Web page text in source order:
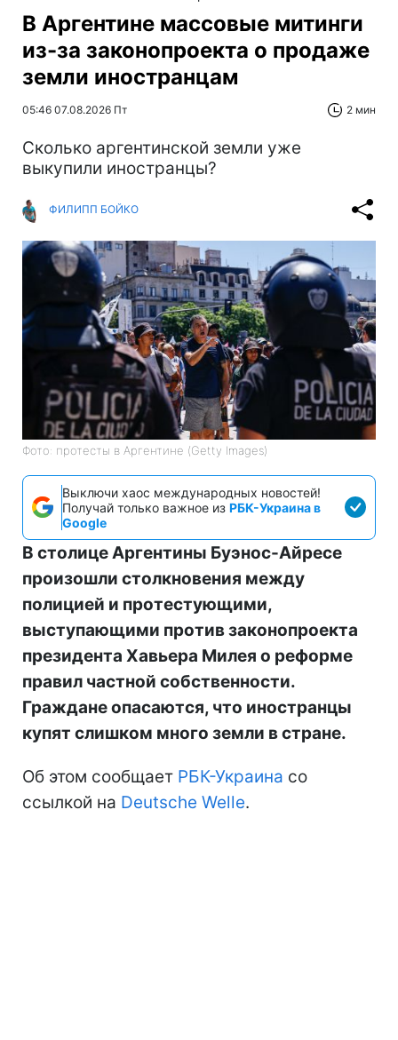
В Аргентине массовые митинги
из-за законопроекта о продаже
земли иностранцам
05:46 07.08.2026 Пт 2 мин
Сколько аргентинской земли уже
выкупили иностранцы?
ФИЛИПП БОЙКО
Фото: протесты в Аргентине (Getty Images)
Выключи хаос международных новостей!
Получай только важное из РБК-Украина в
Google
В столице Аргентины Буэнос-Айресе
произошли столкновения между
полицией и протестующими,
выступающими против законопроекта
президента Хавьера Милея о реформе
правил частной собственности.
Граждане опасаются, что иностранцы
купят слишком много земли в стране.
Об этом сообщает РБК-Украина со
ссылкой на Deutsche Welle.